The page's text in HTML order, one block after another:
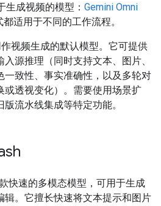
生成视频的模型： Gemini Omni
适用于不同的工作流程。
视频生成的默认模型。它可提供
源推理（同时支持文本、图片、
一致性、事实准确性，以及多轮对
或透视变化）。需要使用场景扩
流水线集成等特定功能。
快速的多模态模型，可用于生成
辑。它擅长快速将文本提示和图片